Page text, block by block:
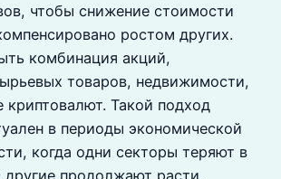
чтобы снижение стоимости
ростом других.
комбинация акций,
товаров, недвижимости,
Такой подход
в периоды экономической
когда одни секторы теряют в
продолжают расти.